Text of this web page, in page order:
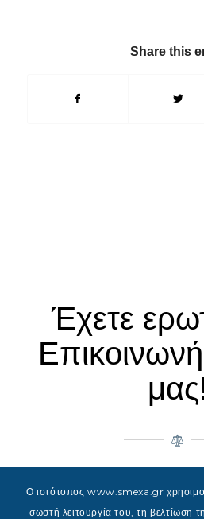
Share this
Έχετε
© 2023 Powered & Designed
Ο ιστότοπος www.smexa.gr
σωστή λειτουργία του, τη βελτίωση